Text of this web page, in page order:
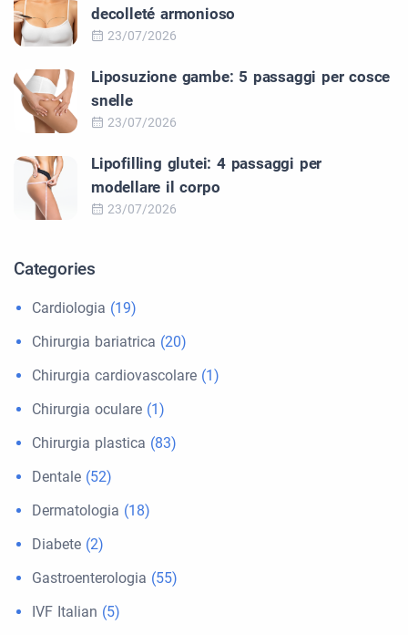
decolleté armonioso
23/07/2026
Liposuzione gambe: 5 passaggi per cosce
snelle
23/07/2026
Lipofilling glutei: 4 passaggi per
modellare il corpo
23/07/2026
Categories
Cardiologia (19)
Chirurgia bariatrica (20)
Chirurgia cardiovascolare (1)
Chirurgia oculare (1)
Chirurgia plastica (83)
Dentale (52)
Dermatologia (18)
Diabete (2)
Gastroenterologia (55)
IVF Italian (5)